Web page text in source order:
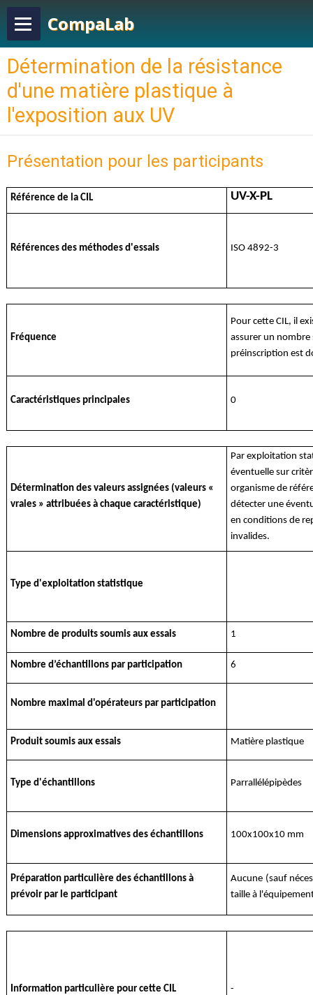
CompaLab
Détermination de la résistance
d'une matière plastique à
l'exposition aux UV
Présentation pour les participants
Référence de la CIL UV-X-PL
Références des méthodes d'essais ISO 4892-3
Fréquence
Pour cette CIL, il
assurer un
préinscription est
Caractéristiques principales 0
Détermination des valeurs assignées (valeurs «
vraies » attribuées à chaque caractéristique)
Par exploitation
éventuelle sur
organisme de
détecter une
en conditions de
invalides.
Type d'exploitation statistique
Nombre de produits soumis aux essais 1
Nombre d’échantillons par participation 6
Nombre maximal d'opérateurs par participation
Produit soumis aux essais Matière plastique
Type d'échantillons Parrallélépipèdes
Dimensions approximatives des échantillons 100x100x10 mm
Préparation particulière des échantillons à
prévoir par le participant
Aucune (sauf
taille à
Information particulière pour cette CIL -